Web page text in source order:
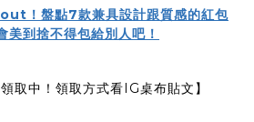
！盤點7款兼具設計跟質感的紅包
美到捨不得包給別人吧！
取中！領取方式看IG桌布貼文】